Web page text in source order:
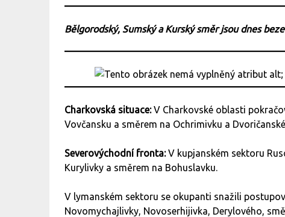
Bělgorodský, Sumský a Kurský směr jsou dnes
Charkovská situace:V Charkovské oblasti
Vovčansku a směrem na Ochrimivku a
Severovýchodní fronta:V kupjanském sektoru
Kurylivky a směrem na Bohuslavku.
V lymanském sektoru se okupanti snažili
Novomychajlivky, Novoserhijivka, Derylového,